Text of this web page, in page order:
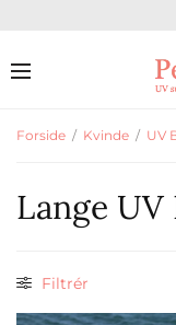
Forside / Kvinde / UV
Lange
Filtrér